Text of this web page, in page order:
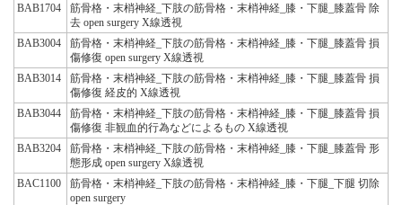
BAB1704
筋骨格・末梢神経_下肢の筋骨格・末梢神経_膝・下腿_膝蓋骨 除
去 open surgery X線透視
BAB3004
筋骨格・末梢神経_下肢の筋骨格・末梢神経_膝・下腿_膝蓋骨 損
傷修復 open surgery X線透視
BAB3014
筋骨格・末梢神経_下肢の筋骨格・末梢神経_膝・下腿_膝蓋骨 損
傷修復 経皮的 X線透視
BAB3044
筋骨格・末梢神経_下肢の筋骨格・末梢神経_膝・下腿_膝蓋骨 損
傷修復 非観血的行為などによるもの X線透視
BAB3204
筋骨格・末梢神経_下肢の筋骨格・末梢神経_膝・下腿_膝蓋骨 形
態形成 open surgery X線透視
BAC1100
筋骨格・末梢神経_下肢の筋骨格・末梢神経_膝・下腿_下腿 切除
open surgery